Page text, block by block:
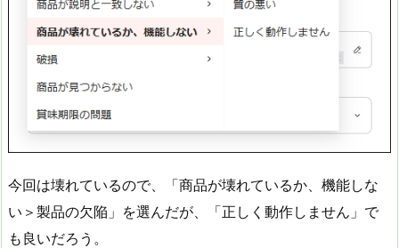
今回は壊れているので、「商品が壊れているか、機能しな
い＞製品の欠陥」を選んだが、「正しく動作しません」で
も良いだろう。